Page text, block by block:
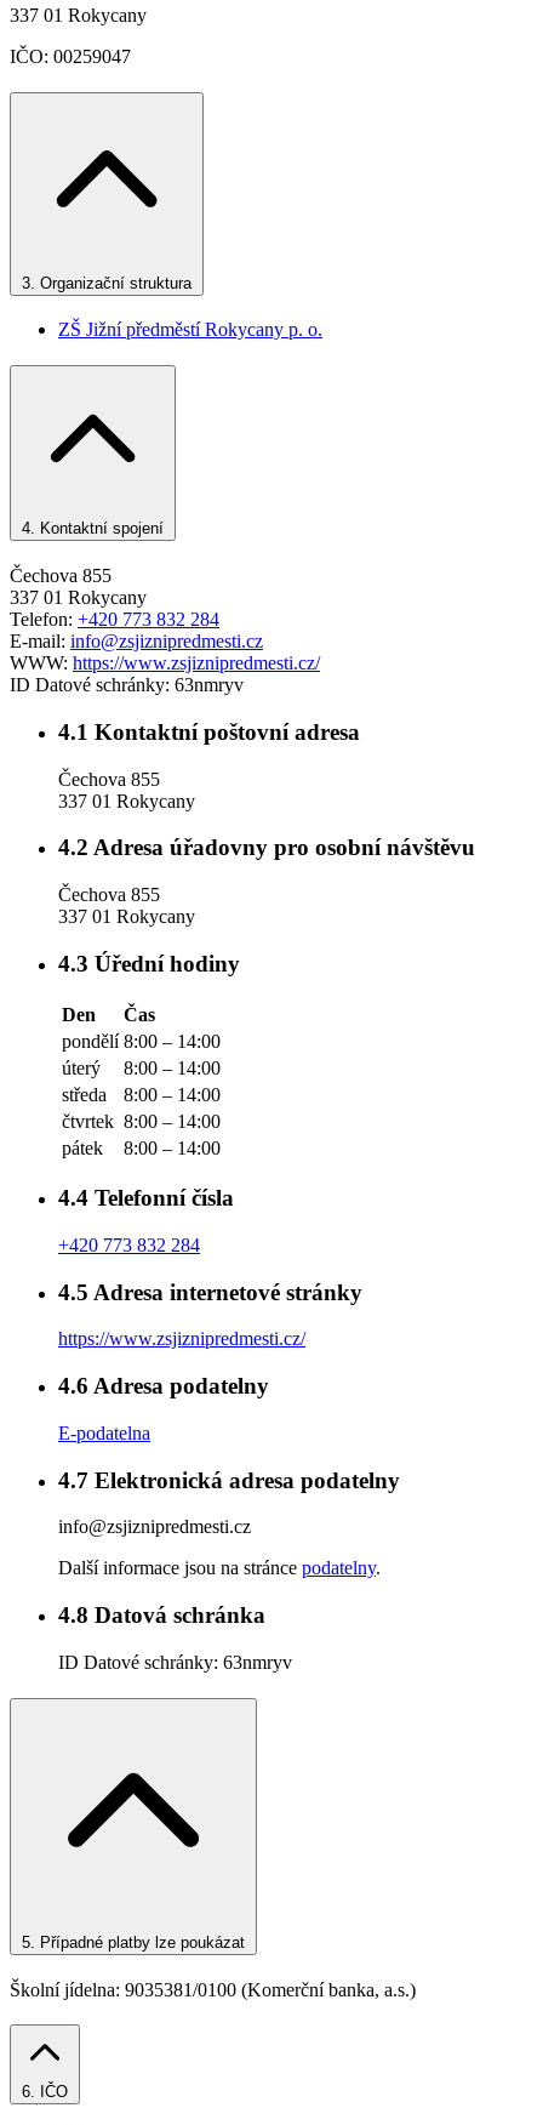
337 01 Rokycany
IČO: 00259047
3. Organizační struktura
ZŠ Jižní předměstí Rokycany p. o.
4. Kontaktní spojení
Čechova 855
337 01 Rokycany
Telefon: +420 773 832 284
E-mail: info@zsjiznipredmesti.cz
WWW: https://www.zsjiznipredmesti.cz/
ID Datové schránky: 63nmryv
4.1 Kontaktní poštovní adresa
Čechova 855
337 01 Rokycany
4.2 Adresa úřadovny pro osobní návštěvu
Čechova 855
337 01 Rokycany
4.3 Úřední hodiny
Den
Čas
pondělí 8:00 – 14:00
úterý
8:00 – 14:00
středa
8:00 – 14:00
čtvrtek 8:00 – 14:00
pátek
8:00 – 14:00
4.4 Telefonní čísla
+420 773 832 284
4.5 Adresa internetové stránky
https://www.zsjiznipredmesti.cz/
4.6 Adresa podatelny
E-podatelna
4.7 Elektronická adresa podatelny
info@zsjiznipredmesti.cz
Další informace jsou na stránce podatelny.
4.8 Datová schránka
ID Datové schránky: 63nmryv
5. Případné platby lze poukázat
Školní jídelna: 9035381/0100 (Komerční banka, a.s.)
6. IČO